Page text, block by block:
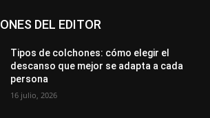
DEL EDITOR
Tipos de colchones: cómo elegir el
descanso que mejor se adapta a cada
persona
16 julio, 2026